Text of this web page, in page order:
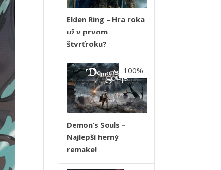
Elden Ring – Hra roka
už v prvom
štvrťroku?
Demon‘s Souls –
Najlepší herný
remake!
100%